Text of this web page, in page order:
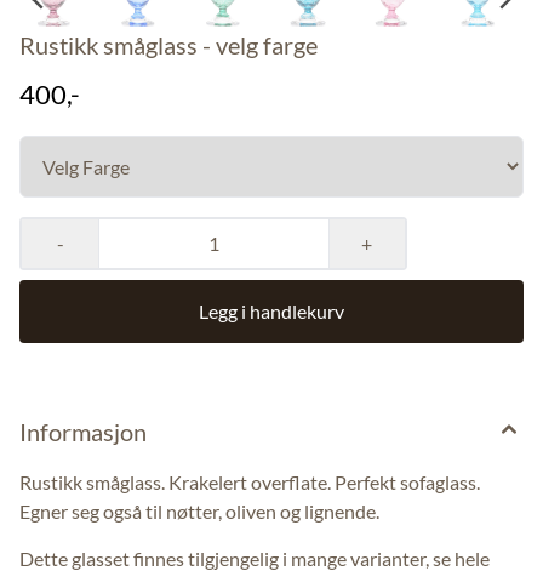
Rustikk småglass - velg farge
400,-
- +
Legg i handlekurv
Informasjon
Rustikk småglass. Krakelert overflate. Perfekt sofaglass.
Egner seg også til nøtter, oliven og lignende.
Dette glasset finnes tilgjengelig i mange varianter, se hele